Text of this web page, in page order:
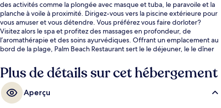
des activités comme la plongée avec masque et tuba, le paravoile et la
planche à voile à proximité. Dirigez-vous vers la piscine extérieure pour
vous amuser et vous détendre. Vous préférez vous faire dorloter?
Visitez alors le spa et profitez des massages en profondeur, de
l’aromathérapie et des soins ayurvédiques. Offrant un emplacement au
bord de la plage, Palm Beach Restaurant sert le le déjeuner, le le dîner
d’entraînement physique, casse-croûte/charcuterie et terrasse.
Plus de détails sur cet hébergement
Aperçu